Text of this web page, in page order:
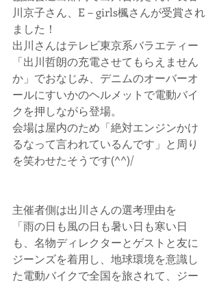
川京子さん、E－girls楓さんが受賞され
ました！
出川さんはテレビ東京系バラエティー
「出川哲朗の充電させてもらえません
か」でおなじみ、デニムのオーバーオ
ールにすいかのヘルメットで電動バイ
クを押しながら登場。
会場は屋内のため「絶対エンジンかけ
るなって言われているんです」と周り
を笑わせたそうです(^^)/
主催者側は出川さんの選考理由を
「雨の日も風の日も暑い日も寒い日
も、名物ディレクターとゲストと友に
ジーンズを着用し、地球環境を意識し
た電動バイクで全国を旅されて、ジー